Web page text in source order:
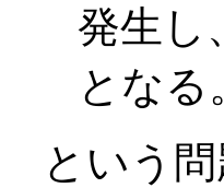
発生し
となる
という